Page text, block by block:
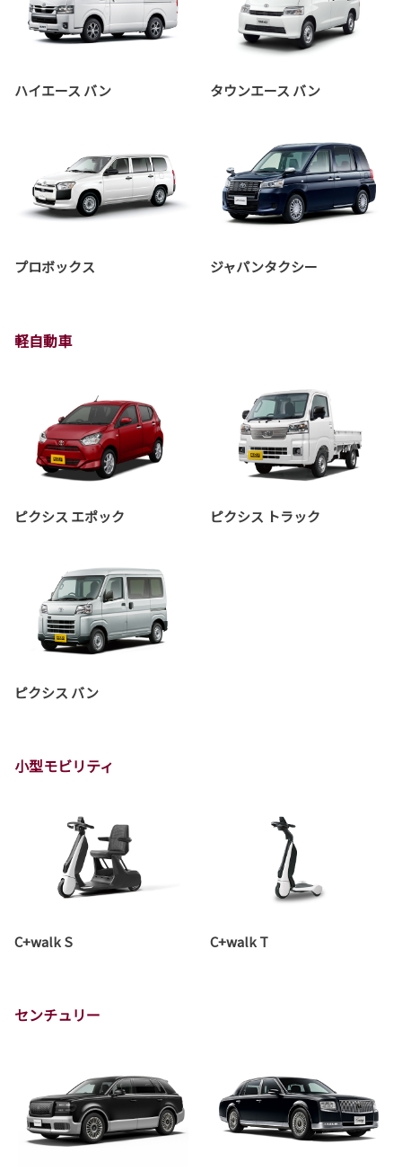
ハイエース バン タウンエース バン
プロボックス ジャパンタクシー
軽自動車
ピクシス エポック ピクシス トラック
ピクシス バン
小型モビリティ
C+walk S C+walk T
センチュリー